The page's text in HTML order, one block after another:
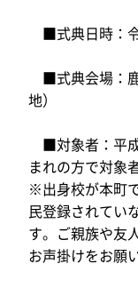
■式典日時：
■式典会場：
地）
■対象者：平
まれの方で対象
※出身校が本町
民登録されてい
す。ご親族や友
お声掛けをお願